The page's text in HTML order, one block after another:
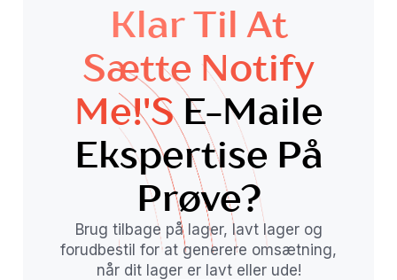
Klar Til At
Sætte Notify
Me!'sE-Maile
Ekspertise På
Prøve?
Brug tilbage på lager, lavt lager og
forudbestil for at generere omsætning,
når dit lager er lavt eller ude!